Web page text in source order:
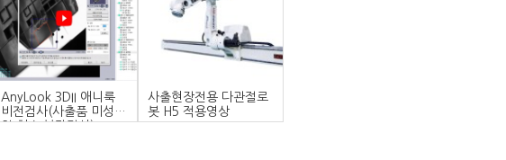
AnyLook 3DII 애니룩
비전검사(사출품 미성
형,치수,불량검사)
사출현장전용 다관절로
봇 H5 적용영상